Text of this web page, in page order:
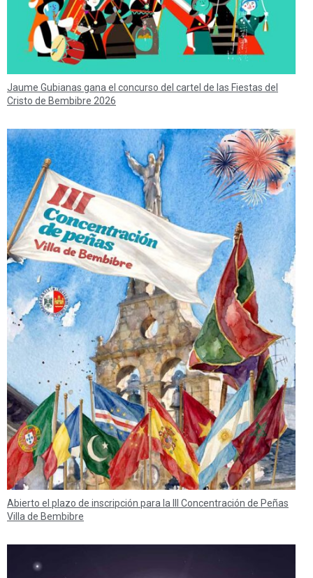
Jaume Gubianas gana el concurso del cartel de las Fiestas del
Cristo de Bembibre 2026
Abierto el plazo de inscripción para la III Concentración de Peñas
Villa de Bembibre